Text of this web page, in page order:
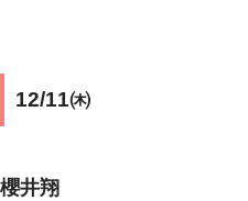
12/11㈭
櫻井翔